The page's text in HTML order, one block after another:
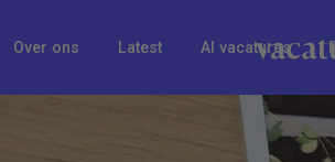
Over ons Latest AI vacatures